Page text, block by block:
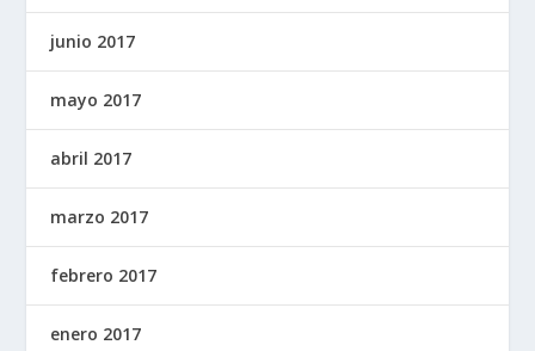
junio 2017
mayo 2017
abril 2017
marzo 2017
febrero 2017
enero 2017